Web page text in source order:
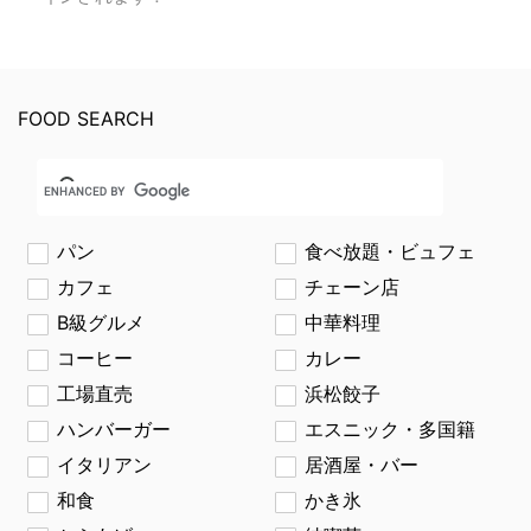
FOOD SEARCH
パン
食べ放題・ビュフェ
カフェ
チェーン店
B級グルメ
中華料理
コーヒー
カレー
工場直売
浜松餃子
ハンバーガー
エスニック・多国籍
イタリアン
居酒屋・バー
和食
かき氷